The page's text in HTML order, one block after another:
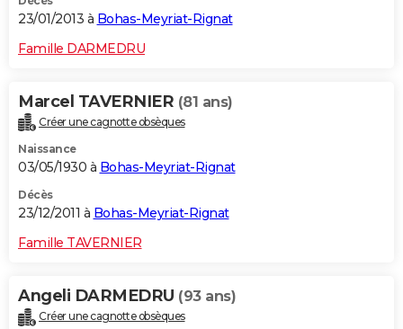
23/01/2013 à Bohas-Meyriat-Rignat
Famille DARMEDRU
Marcel TAVERNIER (81 ans)
Créer une cagnotte obsèques
Naissance
03/05/1930 à Bohas-Meyriat-Rignat
Décès
23/12/2011 à Bohas-Meyriat-Rignat
Famille TAVERNIER
Angeli DARMEDRU (93 ans)
Créer une cagnotte obsèques